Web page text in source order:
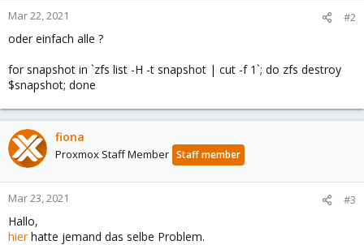
Mar 22, 2021 #2
oder einfach alle ?
for snapshot in `zfs list -H -t snapshot | cut -f 1`; do zfs destroy
$snapshot; done
fiona
Proxmox Staff Member Staff member
Mar 23, 2021 #3
Hallo,
hierhatte jemand das selbe Problem.